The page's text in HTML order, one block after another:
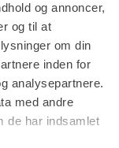
og annoncer,
og til at
om din
inden for
analysepartnere.
med andre
de har indsamlet
181,00